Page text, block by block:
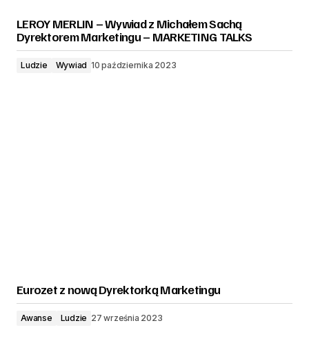
LEROY MERLIN – Wywiad z Michałem Sachą
Dyrektorem Marketingu – MARKETING TALKS
Ludzie Wywiad 10 października 2023
Eurozet z nową Dyrektorką Marketingu
Awanse Ludzie 27 września 2023